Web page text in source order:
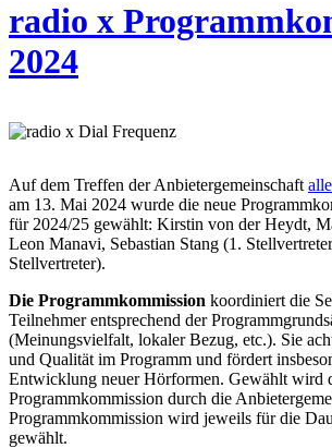
radio x
2024
Auf dem Treffen der Anbietergemeinschaft
am 13. Mai 2024 wurde die neue
für 2024/25 gewählt: Kirstin von der Heydt,
Leon Manavi, Sebastian Stang (1.
Stellvertreter).
Die Programmkommission koordiniert die
Teilnehmer entsprechend der
(Meinungsvielfalt, lokaler Bezug, etc.). Sie
und Qualität im Programm und fördert
Entwicklung neuer Hörformen. Gewählt wird
Programmkommission durch die
Programmkommission wird jeweils für die
gewählt.